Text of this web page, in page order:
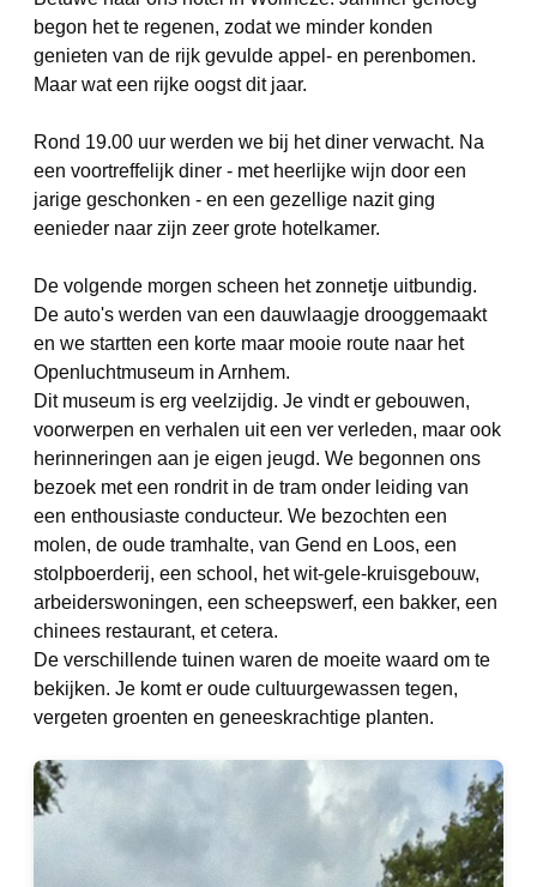
begon het te regenen, zodat we minder konden
genieten van de rijk gevulde appel- en perenbomen.
Maar wat een rijke oogst dit jaar.
Rond 19.00 uur werden we bij het diner verwacht. Na
een voortreffelijk diner - met heerlijke wijn door een
jarige geschonken - en een gezellige nazit ging
eenieder naar zijn zeer grote hotelkamer.
De volgende morgen scheen het zonnetje uitbundig.
De auto's werden van een dauwlaagje drooggemaakt
en we startten een korte maar mooie route naar het
Openluchtmuseum in Arnhem.
Dit museum is erg veelzijdig. Je vindt er gebouwen,
voorwerpen en verhalen uit een ver verleden, maar ook
herinneringen aan je eigen jeugd. We begonnen ons
bezoek met een rondrit in de tram onder leiding van
een enthousiaste conducteur. We bezochten een
molen, de oude tramhalte, van Gend en Loos, een
stolpboerderij, een school, het wit-gele-kruisgebouw,
arbeiderswoningen, een scheepswerf, een bakker, een
chinees restaurant, et cetera.
De verschillende tuinen waren de moeite waard om te
bekijken. Je komt er oude cultuurgewassen tegen,
vergeten groenten en geneeskrachtige planten.